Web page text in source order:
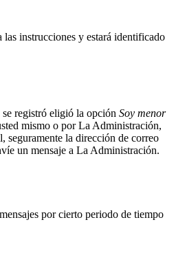
las instrucciones y estará identificado
registró eligió la opción Soy menor
mismo o por La Administración,
seguramente la dirección de correo
un mensaje a La Administración.
por cierto periodo de tiempo